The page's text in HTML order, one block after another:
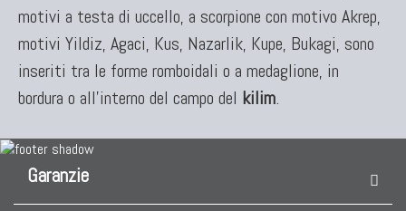
motivi a testa di uccello, a scorpione con motivo Akrep,
motivi Yildiz, Agaci, Kus, Nazarlik, Kupe, Bukagi, sono
inseriti tra le forme romboidali o a medaglione, in
bordura o all'interno del campo del kilim.
Garanzie